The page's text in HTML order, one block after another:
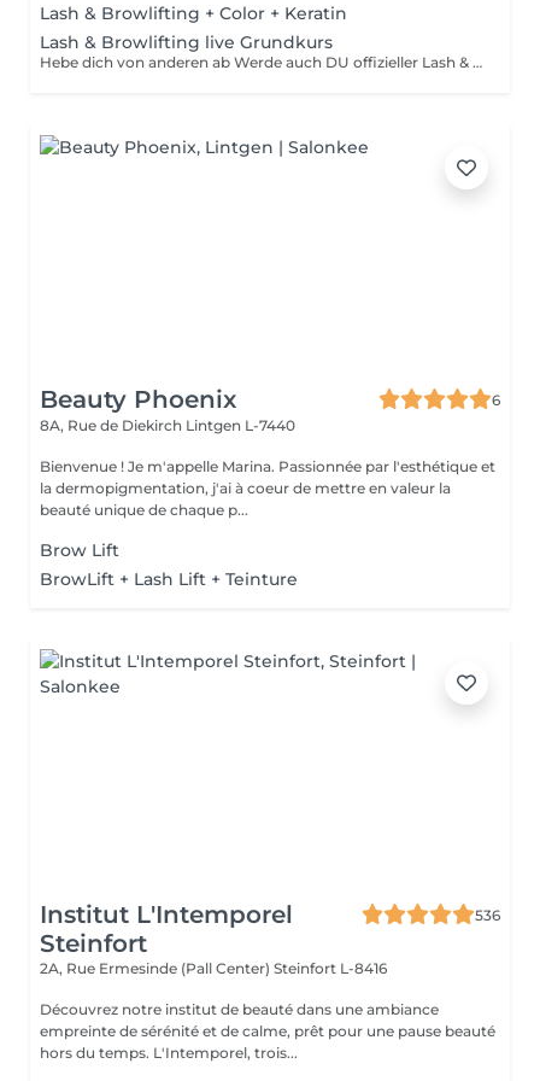
Lash & Browlifting + Color + Keratin
Lash & Browlifting live Grundkurs
Hebe dich von anderen ab Werde auch DU offizieller Lash & Browlifting Artist und starte direkt durch. Du erhälst ein Premium Starter Kit ! Du lernst an einem Tag 2 Techniken! Lash&Browlifting Du erhälst meinen Support und Betreuung! Zertifikat Du brauchst keine Vorkenntnisse. Bietest Du bereits Lashliftings an? Dann lernst Du bei meiner Schulung den finalen Feinschliff.
Beauty Phoenix
6
8A, Rue de Diekirch Lintgen L-7440
Bienvenue ! Je m'appelle Marina. Passionnée par l'esthétique et
la dermopigmentation, j'ai à coeur de mettre en valeur la
beauté unique de chaque p...
Brow Lift
BrowLift + Lash Lift + Teinture
Institut L'Intemporel
Steinfort
536
2A, Rue Ermesinde (Pall Center) Steinfort L-8416
Découvrez notre institut de beauté dans une ambiance
empreinte de sérénité et de calme, prêt pour une pause beauté
hors du temps. L'Intemporel, trois...